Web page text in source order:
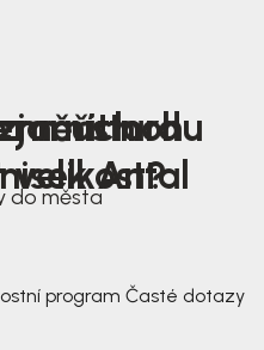
jarních
Antal
nohu
velikost?
mustard
do města
program Časté dotazy